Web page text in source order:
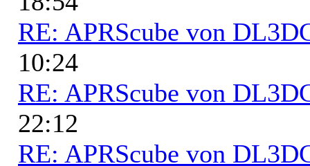
RE: APRScube von
10:24
RE: APRScube von
22:12
RE: APRScube von